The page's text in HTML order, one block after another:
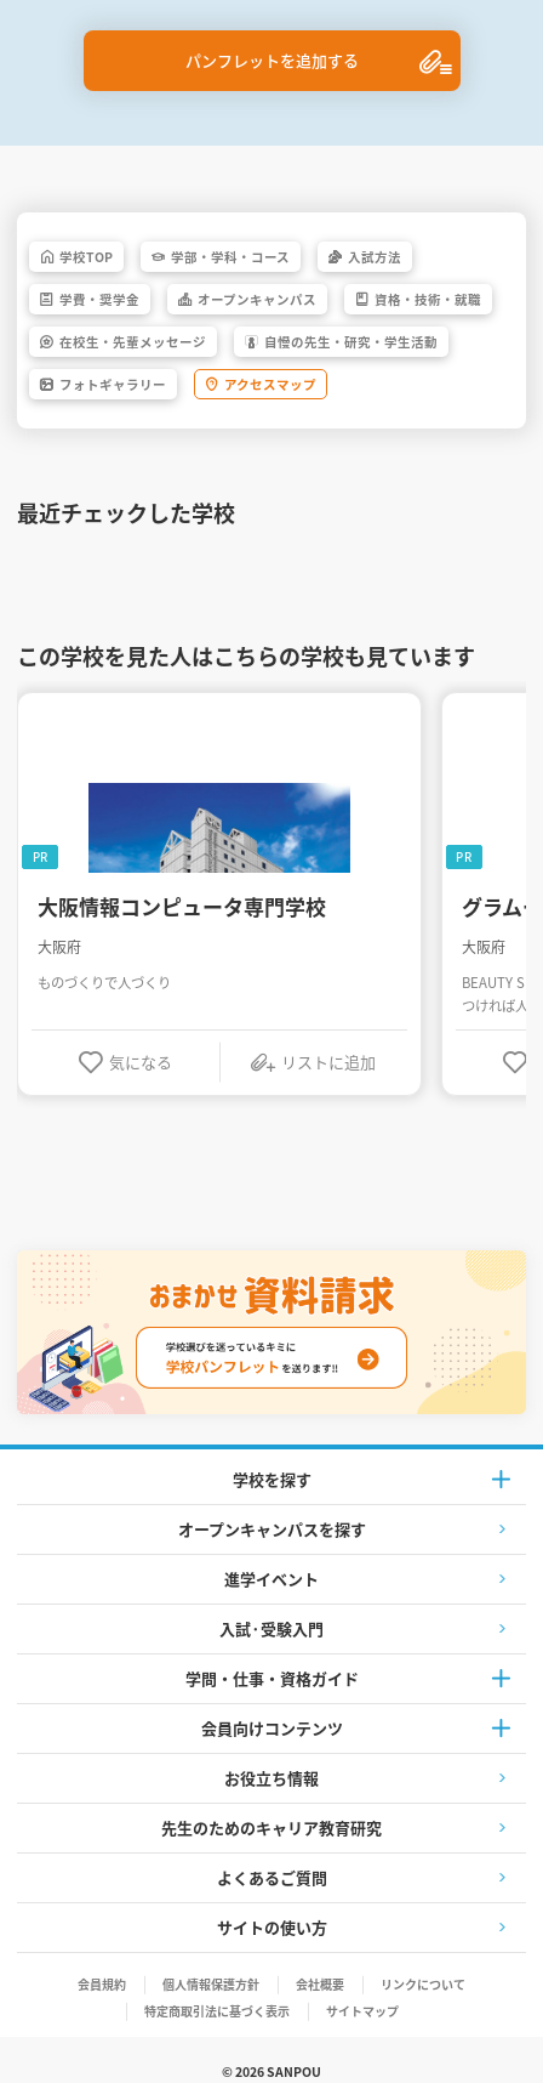
パンフレットを追加する
学校TOP 学部・ 学科・ コース 入試方法
学費・ 奨学金 オープンキャンパス 資格・ 技術・ 就職
在校生・ 先輩メッセージ 自慢の先生・ 研究・ 学生活動
フォト ギャラリー アクセスマップ
最近チェックした学校
この学校を見た人はこちらの学校も見ています
大阪情報コンピュータ専門学校
大阪府
ものづくりで人づくり
気になる リストに追加
PR
グラム
大阪府
BEAUTY
つければ人
PR
学校を探す
オープンキャンパスを探す
進学イベント
入試·受験入門
学問・仕事・資格ガイド
会員向けコンテンツ
お役立ち情報
先生のためのキャリア教育研究
よくあるご質問
サイトの使い方
会員規約 個人情報保護方針 会社概要
リンクについて
特定商取引法に基づく表示
サイトマップ
©2026SANPOU